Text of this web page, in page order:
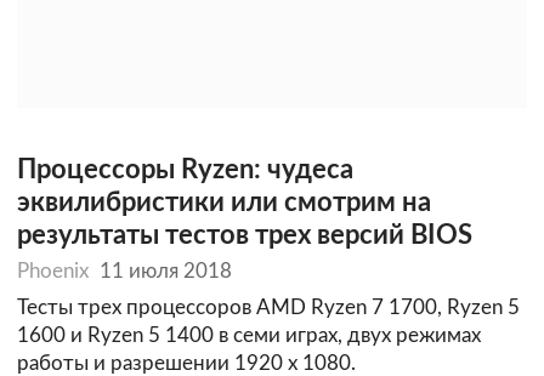
Процессоры Ryzen: чудеса
эквилибристики или смотрим на
результаты тестов трех версий BIOS
Phoenix 11 июля 2018
Тесты трех процессоров AMD Ryzen 7 1700, Ryzen 5
1600 и Ryzen 5 1400 в семи играх, двух режимах
работы и разрешении 1920 х 1080.